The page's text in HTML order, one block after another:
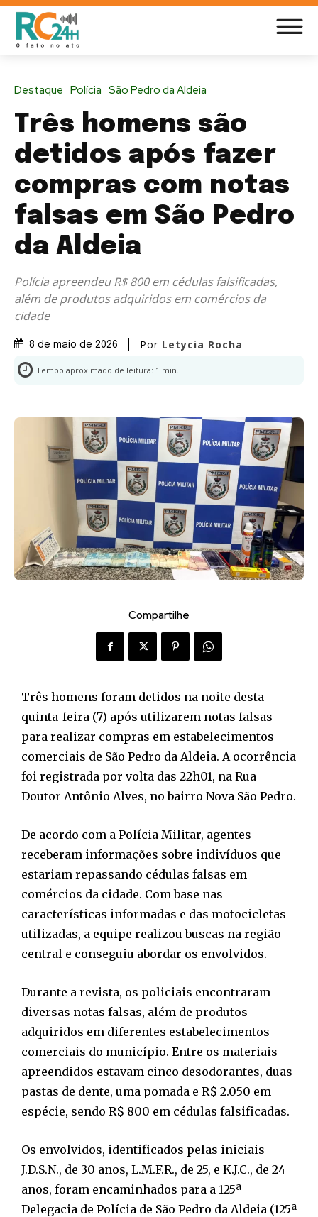
Destaque Polícia São Pedro da Aldeia
Três homens são
detidos após fazer
compras com notas
falsas em São Pedro
da Aldeia
Polícia apreendeu R$ 800 em cédulas falsificadas,
além de produtos adquiridos em comércios da
cidade
8 de maio de 2026 Por Letycia Rocha
Tempo aproximado de leitura: 1 min.
Compartilhe
Três homens foram detidos na noite desta
quinta-feira (7) após utilizarem notas falsas
para realizar compras em estabelecimentos
comerciais de São Pedro da Aldeia. A ocorrência
foi registrada por volta das 22h01, na Rua
Doutor Antônio Alves, no bairro Nova São Pedro.
De acordo com a Polícia Militar, agentes
receberam informações sobre indivíduos que
estariam repassando cédulas falsas em
comércios da cidade. Com base nas
características informadas e das motocicletas
utilizadas, a equipe realizou buscas na região
central e conseguiu abordar os envolvidos.
Durante a revista, os policiais encontraram
diversas notas falsas, além de produtos
adquiridos em diferentes estabelecimentos
comerciais do município. Entre os materiais
apreendidos estavam cinco desodorantes, duas
pastas de dente, uma pomada e R$ 2.050 em
espécie, sendo R$ 800 em cédulas falsificadas.
Os envolvidos, identificados pelas iniciais
J.D.S.N., de 30 anos, L.M.F.R., de 25, e K.J.C., de 24
anos, foram encaminhados para a 125ª
Delegacia de Polícia de São Pedro da Aldeia (125ª